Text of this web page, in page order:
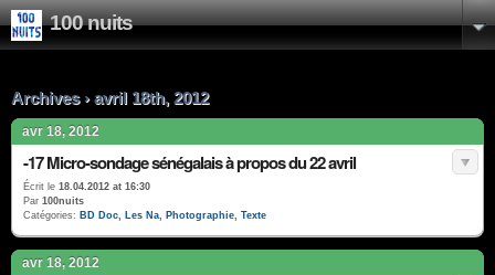
100 nuits
Archives › avril 18th, 2012
avr 18, 2012
-17 Micro-sondage sénégalais à propos du 22 avril
Écrit le 18.04.2012 at 16:30
Par 100nuits
Catégories: BD Doc, Les Na, Photographie, Texte
avr 18, 2012